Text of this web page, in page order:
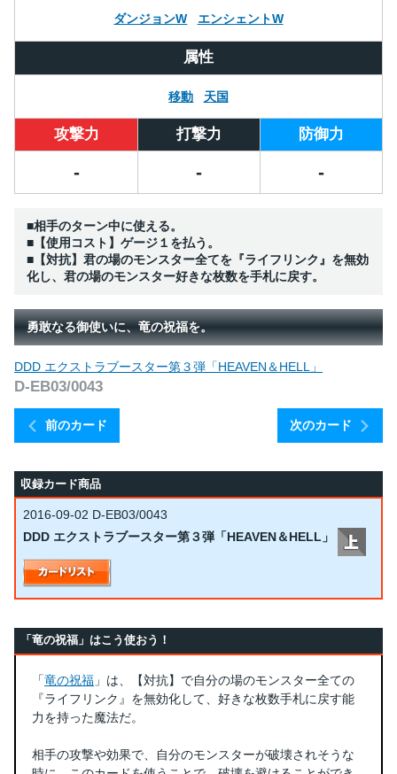
ダンジョンW エンシェントW
属性
移動 天国
攻撃力 打撃力 防御力
- - -
■相手のターン中に使える。
■【使用コスト】ゲージ１を払う。
■【対抗】君の場のモンスター全てを『ライフリンク』を無効
化し、君の場のモンスター好きな枚数を手札に戻す。
勇敢なる御使いに、竜の祝福を。
前のカード
DDD エクストラブースター第３弾「HEAVEN＆HELL」
D-EB03/0043
次のカード
収録カード商品
2016-09-02 D-EB03/0043
DDD エクストラブースター第３弾「HEAVEN＆HELL」
「竜の祝福」はこう使おう！
「竜の祝福 」は、【対抗】で自分の場のモンスター全ての
『ライフリンク』を無効化して、好きな枚数手札に戻す能
力を持った魔法だ。
相手の攻撃や効果で、自分のモンスターが破壊されそうな